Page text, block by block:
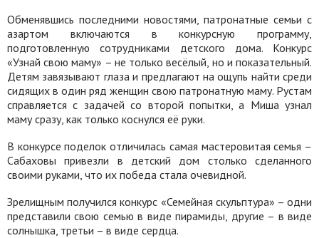
Обменявшись последними новостями, патронатные семьи с
азартом включаются в конкурсную программу,
подготовленную сотрудниками детского дома. Конкурс
«Узнай свою маму» – не только весёлый, но и показательный.
Детям завязывают глаза и предлагают на ощупь найти среди
сидящих в один ряд женщин свою патронатную маму. Рустам
справляется с задачей со второй попытки, а Миша узнал
маму сразу, как только коснулся её руки.
В конкурсе поделок отличилась самая мастеровитая семья –
Сабаховы привезли в детский дом столько сделанного
своими руками, что их победа стала очевидной.
Зрелищным получился конкурс «Семейная скульптура» – одни
представили свою семью в виде пирамиды, другие – в виде
солнышка, третьи – в виде сердца.